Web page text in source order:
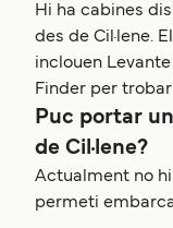
Hi ha cabines
des de Cil·lene.
inclouen
Finder per
Puc portar
de Cil·lene?
Actualment no hi
permeti